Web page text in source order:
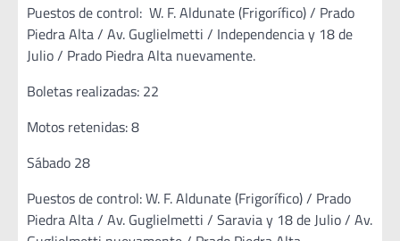
Puestos de control: W. F. Aldunate (Frigorífico) / Prado
Piedra Alta / Av. Guglielmetti / Independencia y 18 de
Julio / Prado Piedra Alta nuevamente.
Boletas realizadas: 22
Motos retenidas: 8
Sábado 28
Puestos de control: W. F. Aldunate (Frigorífico) / Prado
Piedra Alta / Av. Guglielmetti / Saravia y 18 de Julio / Av.